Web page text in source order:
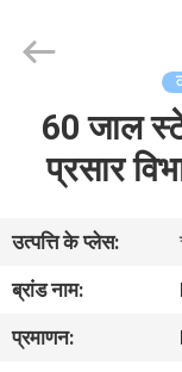
वीआर
दिखाएँ
Reserved.60 जाल
प्रसार
उत्पत्ति के प्लेस:
ब्रांड नाम:
प्रमाणन: